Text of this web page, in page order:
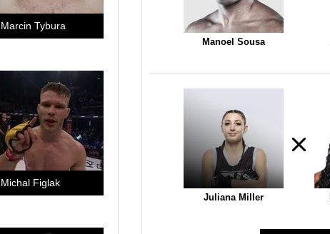
Marcin Tybura
Michal Figlak
Manoel Sousa
Juliana Miller